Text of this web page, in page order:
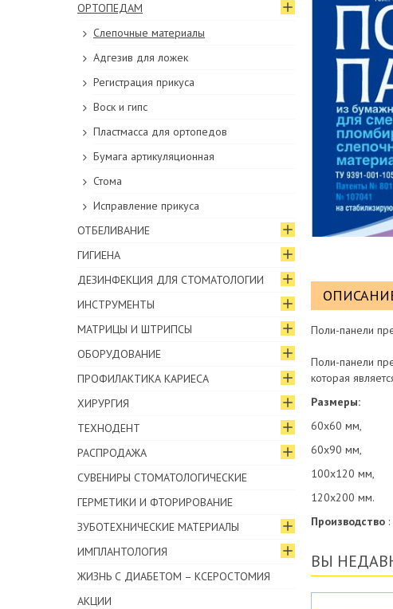
Поли-панели
Поли-панели
которая
Размеры:
60х60 мм,
60х90 мм,
100х120 мм,
120х200 мм.
Производство
ВЫ
ОРТОПЕДАМ
Слепочные материалы
Адгезив для ложек
Регистрация прикуса
Воск и гипс
Пластмасса для ортопедов
Бумага артикуляционная
Стома
Исправление прикуса
ОТБЕЛИВАНИЕ
ГИГИЕНА
ДЕЗИНФЕКЦИЯ ДЛЯ СТОМАТОЛОГИИ
ИНСТРУМЕНТЫ
МАТРИЦЫ И ШТРИПСЫ
ОБОРУДОВАНИЕ
ПРОФИЛАКТИКА КАРИЕСА
ХИРУРГИЯ
ТЕХНОДЕНТ
РАСПРОДАЖА
СУВЕНИРЫ СТОМАТОЛОГИЧЕСКИЕ
ГЕРМЕТИКИ И ФТОРИРОВАНИЕ
ЗУБОТЕХНИЧЕСКИЕ МАТЕРИАЛЫ
ИМПЛАНТОЛОГИЯ
ЖИЗНЬ С ДИАБЕТОМ – КСЕРОСТОМИЯ
АКЦИИ